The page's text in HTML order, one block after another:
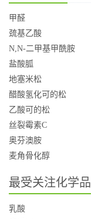
甲醛
巯基乙酸
N,N-二甲基甲酰胺
盐酸胍
地塞米松
醋酸氢化可的松
乙酸可的松
丝裂霉素C
奥芬澳胺
麦角骨化醇
最受关注化学品
乳酸